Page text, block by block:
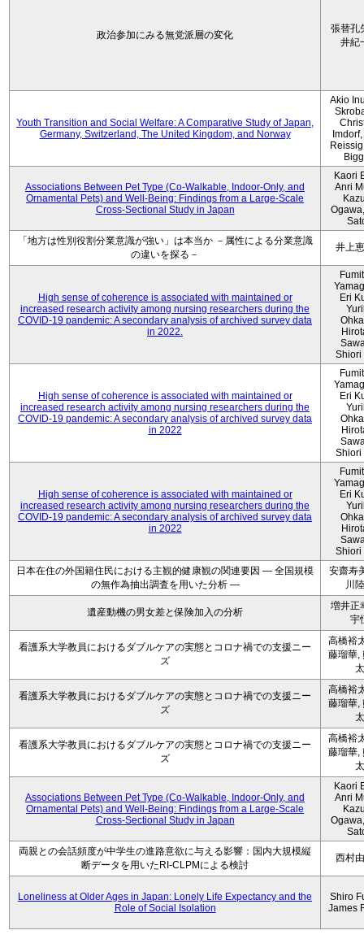
政治参加にみる無党派層の変化
張替孔
井紀
Youth Transition and Social Welfare: A Comparative Study of Japan,
Germany, Switzerland, The United Kingdom, and Norway
Akio
Associations Between Pet Type (Co-Walkable, Indoor-Only, and
Ornamental Pets) and Well-Being: Findings from a Large-Scale
Cross-Sectional Study in Japan
Kaori
Anri
「地方は性別役割分業意識が強い」は本当か －属性による分業意識
の違いを探る－
井上
High sense of coherence is associated with maintained or
increased research activity among nursing researchers during the
COVID-19 pandemic: A secondary analysis of archived survey data
in 2022.
Eri
Shiori
High sense of coherence is associated with maintained or
increased research activity among nursing researchers during the
COVID-19 pandemic: A secondary analysis of archived survey data
in 2022
Eri
Shiori
High sense of coherence is associated with maintained or
increased research activity among nursing researchers during the
COVID-19 pandemic: A secondary analysis of archived survey data
in 2022
Eri
Shiori
日本在住の外国籍住民における主観的健康観の関連要因 ― 全国規模
の無作為抽出調査を用いた分析 ―
安齋寿
川
遺産動機の男女差と保険加入の分析
増井正
宇
看護系大学教員におけるダブルケアの実態とコロナ禍での支援ニー
ズ
高橋裕
藤瑠華,
太
看護系大学教員におけるダブルケアの実態とコロナ禍での支援ニー
ズ
高橋裕
藤瑠華,
太
看護系大学教員におけるダブルケアの実態とコロナ禍での支援ニー
ズ
高橋裕
藤瑠華,
太
Associations Between Pet Type (Co-Walkable, Indoor-Only, and
Ornamental Pets) and Well-Being: Findings from a Large-Scale
Cross-Sectional Study in Japan
Kaori
Anri
両親との会話頻度が中学生の進路意欲に与える影響：国内大規模縦
断データを用いたRI-CLPMによる検討
西村
Loneliness at Older Ages in Japan: Lonely Life Expectancy and the
Role of Social Isolation
Shiro
James